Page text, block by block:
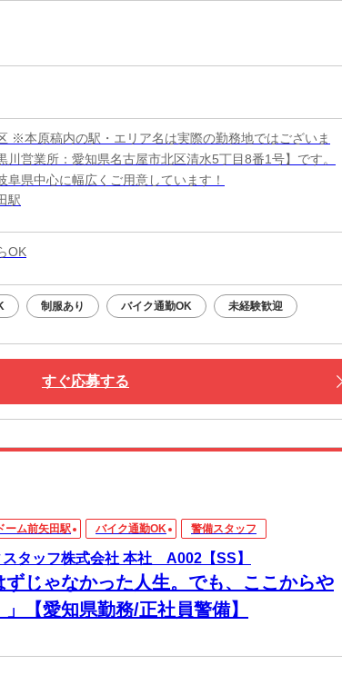
※本原稿内の駅・エリア名は実際の勤務地ではございま
川営業所：愛知県名古屋市北区清水5丁目8番1号】です。
阜県中心に幅広くご用意しています！
駅
OK
制服あり バイク通勤OK 未経験歓迎
すぐ応募する
ーム前矢田駅 バイク通勤OK 警備スタッフ
スタッフ株式会社 本社 A002【SS】
ずじゃなかった人生。でも、ここからや
」【愛知県勤務/正社員警備】